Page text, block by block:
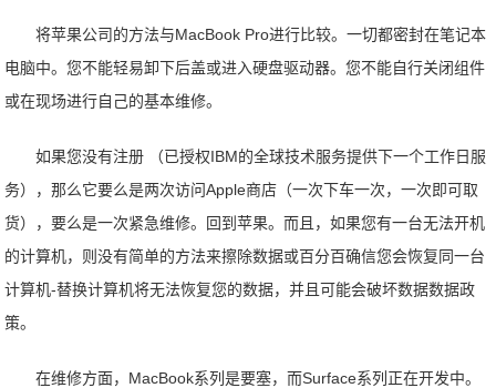
将苹果公司的方法与MacBook Pro进行比较。一切都密封在笔记本
电脑中。您不能轻易卸下后盖或进入硬盘驱动器。您不能自行关闭组件
或在现场进行自己的基本维修。
如果您没有注册 （已授权IBM的全球技术服务提供下一个工作日服
务），那么它要么是两次访问Apple商店（一次下车一次，一次即可取
货），要么是一次紧急维修。回到苹果。而且，如果您有一台无法开机
的计算机，则没有简单的方法来擦除数据或百分百确信您会恢复同一台
计算机-替换计算机将无法恢复您的数据，并且可能会破坏数据数据政
策。
在维修方面，MacBook系列是要塞，而Surface系列正在开发中。